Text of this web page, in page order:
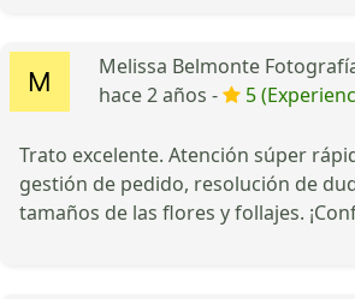
Melissa Belmonte
hace 2 años -
5
Trato excelente. Atención súper
gestión de pedido, resolución de
tamaños de las flores y follajes.